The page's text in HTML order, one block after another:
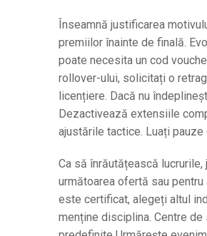
Înseamnă justificarea
premiilor înainte de finală.
poate necesita un cod
rollover-ului, solicitați o
licențiere. Dacă nu
Dezactivează extensiile
ajustările tactice. Luați pauze
Ca să înrăutățească
următoarea ofertă sau
este certificat, alegeți altul
menține disciplina. Centre